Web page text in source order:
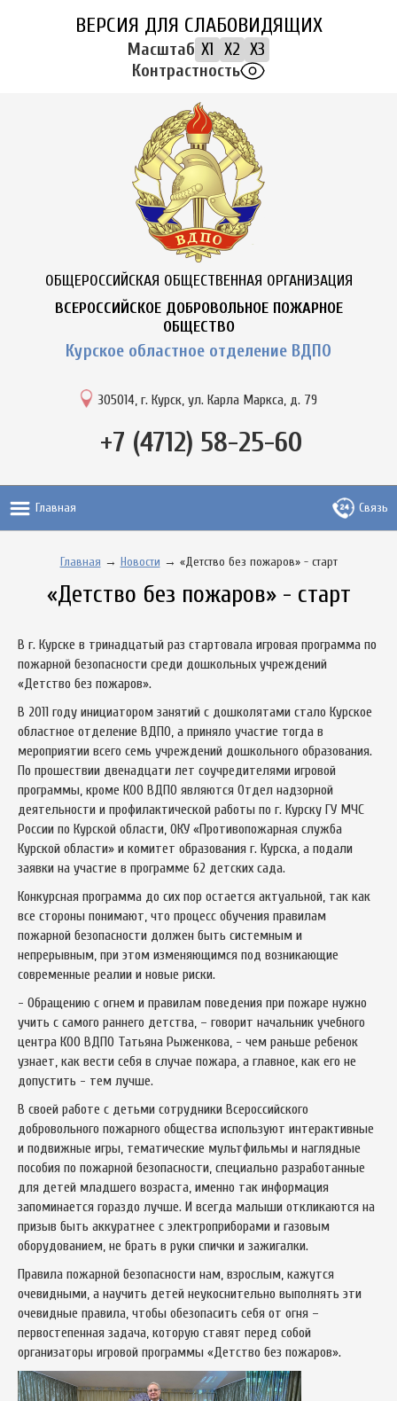
ВЕРСИЯ ДЛЯ СЛАБОВИДЯЩИХ
Масштаб X1 X2 X3
Контрастность
ОБЩЕРОССИЙСКАЯ ОБЩЕСТВЕННАЯ ОРГАНИЗАЦИЯ
ВСЕРОССИЙСКОЕ ДОБРОВОЛЬНОЕ ПОЖАРНОЕ
ОБЩЕСТВО
Курское областное отделение ВДПО
305014, г. Курск, ул. Карла Маркса, д. 79
+7 (4712) 58-25-60
Главная Связь
Главная → Новости → «Детство без пожаров» - старт
«Детство без пожаров» - старт
В г. Курске в тринадцатый раз стартовала игровая программа по
пожарной безопасности среди дошкольных учреждений
«Детство без пожаров».
В 2011 году инициатором занятий с дошколятами стало Курское
областное отделение ВДПО, а приняло участие тогда в
мероприятии всего семь учреждений дошкольного образования.
По прошествии двенадцати лет соучредителями игровой
программы, кроме КОО ВДПО являются Отдел надзорной
деятельности и профилактической работы по г. Курску ГУ МЧС
России по Курской области, ОКУ «Противопожарная служба
Курской области» и комитет образования г. Курска, а подали
заявки на участие в программе 62 детских сада.
Конкурсная программа до сих пор остается актуальной, так как
все стороны понимают, что процесс обучения правилам
пожарной безопасности должен быть системным и
непрерывным, при этом изменяющимся под возникающие
современные реалии и новые риски.
- Обращению с огнем и правилам поведения при пожаре нужно
учить с самого раннего детства, – говорит начальник учебного
центра КОО ВДПО Татьяна Рыженкова, - чем раньше ребенок
узнает, как вести себя в случае пожара, а главное, как его не
допустить - тем лучше.
В своей работе с детьми сотрудники Всероссийского
добровольного пожарного общества используют интерактивные
и подвижные игры, тематические мультфильмы и наглядные
пособия по пожарной безопасности, специально разработанные
для детей младшего возраста, именно так информация
запоминается гораздо лучше. И всегда малыши откликаются на
призыв быть аккуратнее с электроприборами и газовым
оборудованием, не брать в руки спички и зажигалки.
Правила пожарной безопасности нам, взрослым, кажутся
очевидными, а научить детей неукоснительно выполнять эти
очевидные правила, чтобы обезопасить себя от огня –
первостепенная задача, которую ставят перед собой
организаторы игровой программы «Детство без пожаров».